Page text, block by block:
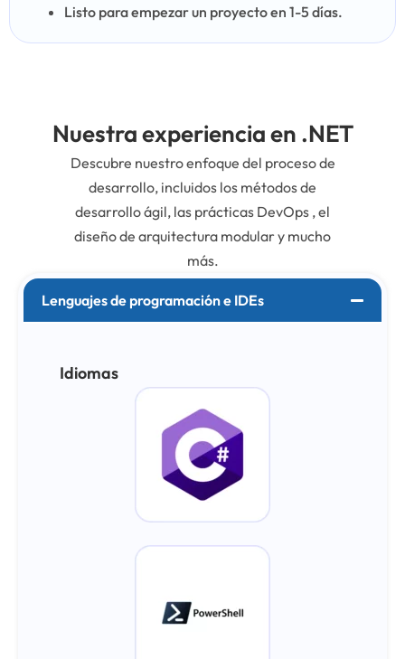
Listo para empezar un proyecto en 1-5 días.
Nuestra experiencia en .NET
Descubre nuestro enfoque del proceso de
desarrollo, incluidos los métodos de
desarrollo ágil, las prácticas DevOps , el
diseño de arquitectura modular y mucho
más.
Lenguajes de programación e IDEs
Idiomas